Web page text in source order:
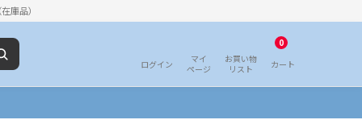
庫品）
ログイン
マイ
ページ
お買い物
リスト
0
カート